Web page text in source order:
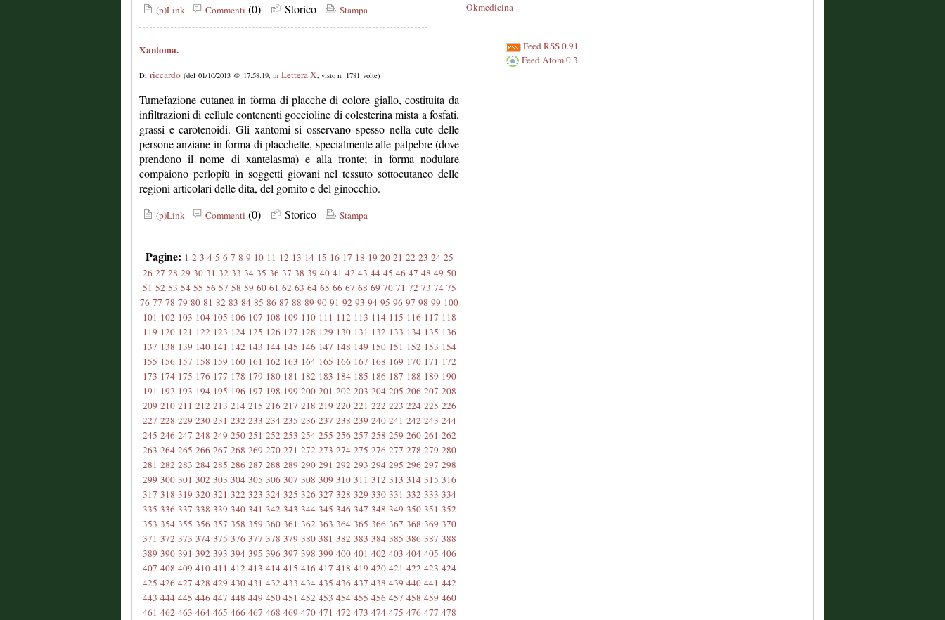
(p)Link Commenti (0) Storico Stampa
Xantoma.
Di riccardo (del 01/10/2013 @ 17:58:19, in Lettera X, visto n. 1781 volte)
Tumefazione cutanea in forma di placche di colore giallo, costituita da
infiltrazioni di cellule contenenti goccioline di colesterina mista a fosfati,
grassi e carotenoidi. Gli xantomi si osservano spesso nella cute delle
persone anziane in forma di placchette, specialmente alle palpebre (dove
prendono il nome di xantelasma) e alla fronte; in forma nodulare
compaiono perlopiù in soggetti giovani nel tessuto sottocutaneo delle
regioni articolari delle dita, del gomito e del ginocchio.
(p)Link Commenti (0) Storico Stampa
Pagine: 1 2 3 4 5 6 7 8 9 10 11 12 13 14 15 16 17 18 19 20 21 22 23 24 25
26 27 28 29 30 31 32 33 34 35 36 37 38 39 40 41 42 43 44 45 46 47 48 49 50
51 52 53 54 55 56 57 58 59 60 61 62 63 64 65 66 67 68 69 70 71 72 73 74 75
76 77 78 79 80 81 82 83 84 85 86 87 88 89 90 91 92 93 94 95 96 97 98 99 100
101 102 103 104 105 106 107 108 109 110 111 112 113 114 115 116 117 118
119 120 121 122 123 124 125 126 127 128 129 130 131 132 133 134 135 136
137 138 139 140 141 142 143 144 145 146 147 148 149 150 151 152 153 154
155 156 157 158 159 160 161 162 163 164 165 166 167 168 169 170 171 172
173 174 175 176 177 178 179 180 181 182 183 184 185 186 187 188 189 190
191 192 193 194 195 196 197 198 199 200 201 202 203 204 205 206 207 208
209 210 211 212 213 214 215 216 217 218 219 220 221 222 223 224 225 226
227 228 229 230 231 232 233 234 235 236 237 238 239 240 241 242 243 244
245 246 247 248 249 250 251 252 253 254 255 256 257 258 259 260 261 262
263 264 265 266 267 268 269 270 271 272 273 274 275 276 277 278 279 280
281 282 283 284 285 286 287 288 289 290 291 292 293 294 295 296 297 298
299 300 301 302 303 304 305 306 307 308 309 310 311 312 313 314 315 316
317 318 319 320 321 322 323 324 325 326 327 328 329 330 331 332 333 334
335 336 337 338 339 340 341 342 343 344 345 346 347 348 349 350 351 352
353 354 355 356 357 358 359 360 361 362 363 364 365 366 367 368 369 370
371 372 373 374 375 376 377 378 379 380 381 382 383 384 385 386 387 388
389 390 391 392 393 394 395 396 397 398 399 400 401 402 403 404 405 406
407 408 409 410 411 412 413 414 415 416 417 418 419 420 421 422 423 424
425 426 427 428 429 430 431 432 433 434 435 436 437 438 439 440 441 442
443 444 445 446 447 448 449 450 451 452 453 454 455 456 457 458 459 460
461 462 463 464 465 466 467 468 469 470 471 472 473 474 475 476 477 478
Okmedicina
Feed RSS 0.91
Feed Atom 0.3